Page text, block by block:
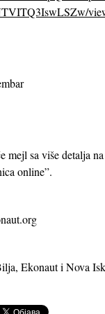
mejl sa više detalja
online”.
Ekonaut i Nova